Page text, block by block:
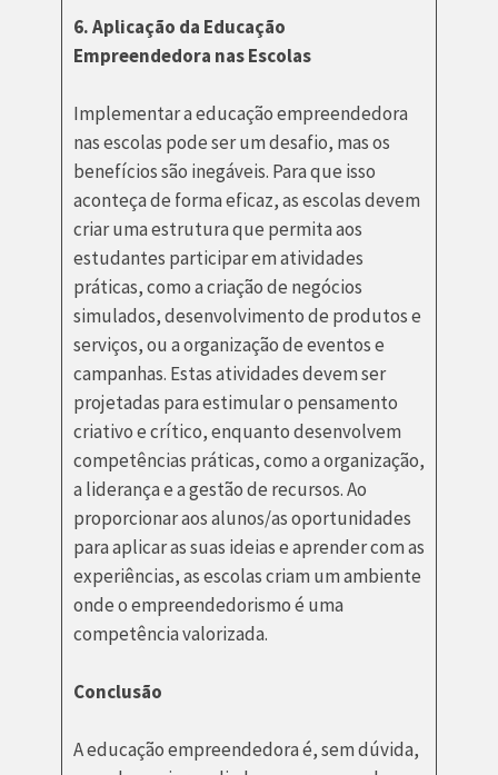
6. Aplicação da Educação
Empreendedora nas Escolas
Implementar a educação empreendedora
nas escolas pode ser um desafio, mas os
benefícios são inegáveis. Para que isso
aconteça de forma eficaz, as escolas devem
criar uma estrutura que permita aos
estudantes participar em atividades
práticas, como a criação de negócios
simulados, desenvolvimento de produtos e
serviços, ou a organização de eventos e
campanhas. Estas atividades devem ser
projetadas para estimular o pensamento
criativo e crítico, enquanto desenvolvem
competências práticas, como a organização,
a liderança e a gestão de recursos. Ao
proporcionar aos alunos/as oportunidades
para aplicar as suas ideias e aprender com as
experiências, as escolas criam um ambiente
onde o empreendedorismo é uma
competência valorizada.
Conclusão
A educação empreendedora é, sem dúvida,